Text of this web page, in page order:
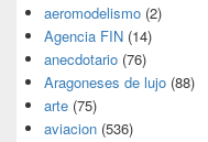
aeromodelismo (2)
Agencia FIN (14)
anecdotario (76)
Aragoneses de lujo (88)
arte (75)
aviacion (536)